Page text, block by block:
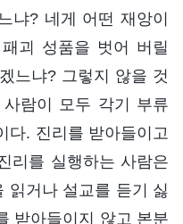
냐? 네게 어떤 재앙이
괴 성품을 벗어 버릴
느냐? 그렇지 않을 것
람이 모두 각기 부류
다. 진리를 받아들이고
리를 실행하는 사람은
읽거나 설교를 듣기 싫
받아들이지 않고 본분